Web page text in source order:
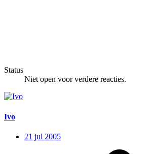
Status
Niet open voor verdere reacties.
Ivo
21 jul 2005